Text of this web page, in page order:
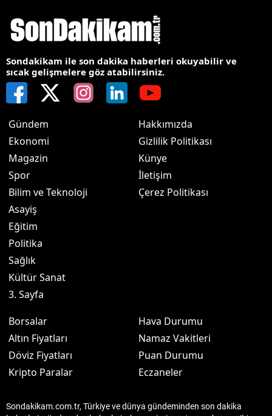
Sondakikam ile son dakika haberleri okuyabilir ve
sıcak gelişmelere göz atabilirsiniz.
Gündem
Ekonomi
Magazin
Spor
Bilim ve Teknoloji
Asayiş
Eğitim
Politika
Sağlık
Kültür Sanat
3. Sayfa
Hakkımızda
Gizlilik Politikası
Künye
İletişim
Çerez Politikası
Borsalar
Altın Fiyatları
Döviz Fiyatları
Kripto Paralar
Hava Durumu
Namaz Vakitleri
Puan Durumu
Eczaneler
Sondakikam.com.tr, Türkiye ve dünya gündeminden son dakika